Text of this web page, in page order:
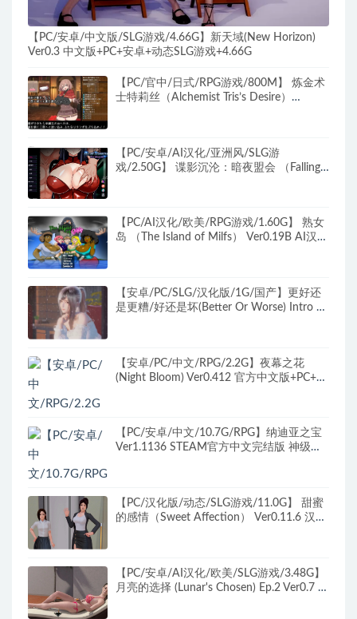
【PC/安卓/中文版/SLG游戏/4.66G】新天域(New Horizon)
Ver0.3 中文版+PC+安卓+动态SLG游戏+4.66G
【PC/官中/日式/RPG游戏/800M】 炼金术
士特莉丝（Alchemist Tris’s Desire）
【PC/安卓/AI汉化/亚洲风/SLG游
戏/2.50G】 谍影沉沦：暗夜盟会 （Falling
【PC/AI汉化/欧美/RPG游戏/1.60G】 熟女
岛 （The Island of Milfs） Ver0.19B AI汉化
【安卓/PC/SLG/汉化版/1G/国产】更好还
是更糟/好还是坏(Better Or Worse) Intro 国
【安卓/PC/中文/RPG/2.2G】夜幕之花
(Night Bloom) Ver0.412 官方中文版+PC+安
【PC/安卓/中文/10.7G/RPG】纳迪亚之宝
Ver1.1136 STEAM官方中文完结版 神级
【PC/汉化版/动态/SLG游戏/11.0G】 甜蜜
的感情（Sweet Affection） Ver0.11.6 汉化
【PC/安卓/AI汉化/欧美/SLG游戏/3.48G】
月亮的选择 (Lunar's Chosen) Ep.2 Ver0.7 AI